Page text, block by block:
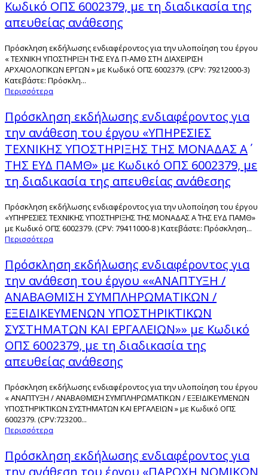
Κωδικό ΟΠΣ 6002379, με τη διαδικασία της
απευθείας ανάθεσης
Πρόσκληση εκδήλωσης ενδιαφέροντος για την υλοποίηση του έργου
« ΤΕΧΝΙΚΗ ΥΠΟΣΤΗΡΙΞΗ ΤΗΣ ΕΥΔ Π-ΑΜΘ ΣΤΗ ΔΙΑΧΕΙΡΙΣΗ
ΑΡΧΑΙΟΛΟΓΙΚΩΝ ΕΡΓΩΝ » με Κωδικό ΟΠΣ 6002379. (CPV: 79212000-3)
Κατεβάστε: Πρόσκλη...
Περισσότερα
Πρόσκληση εκδήλωσης ενδιαφέροντος για
την ανάθεση του έργου «ΥΠΗΡΕΣΙΕΣ
ΤΕΧΝΙΚΗΣ ΥΠΟΣΤΗΡΙΞΗΣ ΤΗΣ ΜΟΝΑΔΑΣ Α΄
ΤΗΣ ΕΥΔ ΠΑΜΘ» με Κωδικό ΟΠΣ 6002379, με
τη διαδικασία της απευθείας ανάθεσης
Πρόσκληση εκδήλωσης ενδιαφέροντος για την υλοποίηση του έργου
«ΥΠΗΡΕΣΙΕΣ ΤΕΧΝΙΚΗΣ ΥΠΟΣΤΗΡΙΞΗΣ ΤΗΣ ΜΟΝΑΔΑΣ Α΄ ΤΗΣ ΕΥΔ ΠΑΜΘ»
με Κωδικό ΟΠΣ 6002379. (CPV: 79411000-8 ) Κατεβάστε: Πρόσκληση...
Περισσότερα
Πρόσκληση εκδήλωσης ενδιαφέροντος για
την ανάθεση του έργου ««ΑΝΑΠΤΥΞΗ /
ΑΝΑΒΑΘΜΙΣΗ ΣΥΜΠΛΗΡΩΜΑΤΙΚΩΝ /
ΕΞΕΙΔΙΚΕΥΜΕΝΩΝ ΥΠΟΣΤΗΡΙΚΤΙΚΩΝ
ΣΥΣΤΗΜΑΤΩΝ ΚΑΙ ΕΡΓΑΛΕΙΩΝ»» με Κωδικό
ΟΠΣ 6002379, με τη διαδικασία της
απευθείας ανάθεσης
Πρόσκληση εκδήλωσης ενδιαφέροντος για την υλοποίηση του έργου
« ΑΝΑΠΤΥΞΗ / ΑΝΑΒΑΘΜΙΣΗ ΣΥΜΠΛΗΡΩΜΑΤΙΚΩΝ / ΕΞΕΙΔΙΚΕΥΜΕΝΩΝ
ΥΠΟΣΤΗΡΙΚΤΙΚΩΝ ΣΥΣΤΗΜΑΤΩΝ ΚΑΙ ΕΡΓΑΛΕΙΩΝ » με Κωδικό ΟΠΣ
6002379. (CPV:723200...
Περισσότερα
Πρόσκληση εκδήλωσης ενδιαφέροντος για
την ανάθεση του έργου «ΠΑΡΟΧΗ ΝΟΜΙΚΩΝ